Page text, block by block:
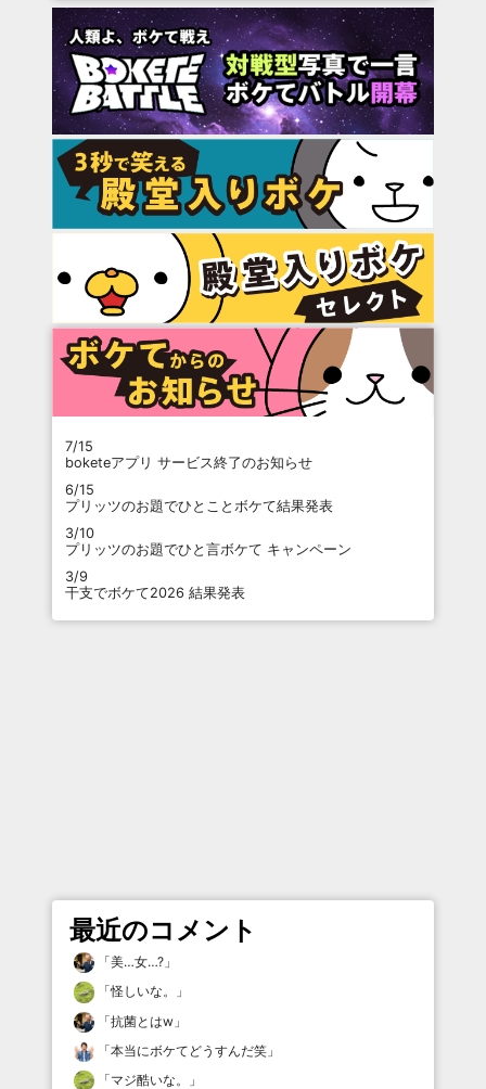
7/15
boketeアプリ サービス終了のお知らせ
6/15
プリッツのお題でひとことボケて結果発表
3/10
プリッツのお題でひと言ボケて キャンペーン
3/9
干支でボケて2026 結果発表
最近のコメント
「美…女…? 」
「怪しいな。
」
「抗菌とはw 」
「本当にボケてどうすんだ笑 」
「マジ酷いな。
」